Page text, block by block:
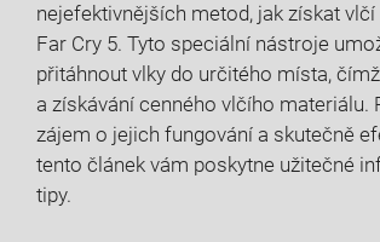
nejefektivnějších metod, jak získat
Far Cry 5. Tyto speciální nástroje
přitáhnout vlky do určitého místa,
a získávání cenného vlčího materiálu.
zájem o jejich fungování a skutečně
tento článek vám poskytne užitečné
tipy.